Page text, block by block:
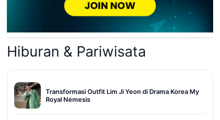
Hiburan & Pariwisata
Transformasi Outfit Lim Ji Yeon di Drama Korea My
Royal Nemesis